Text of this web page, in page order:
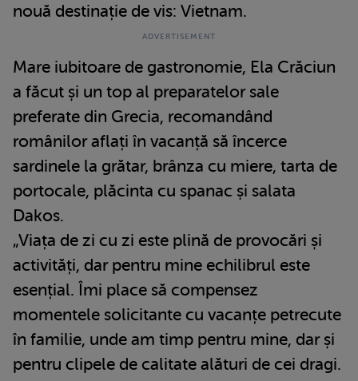
nouă destinație de vis: Vietnam.
Mare iubitoare de gastronomie, Ela Crăciun
a făcut și un top al preparatelor sale
preferate din Grecia, recomandând
românilor aflați în vacanță să încerce
sardinele la grătar, brânza cu miere, tarta de
portocale, plăcinta cu spanac și salata
Dakos.
„Viața de zi cu zi este plină de provocări și
activități, dar pentru mine echilibrul este
esențial. Îmi place să compensez
momentele solicitante cu vacanțe petrecute
în familie, unde am timp pentru mine, dar și
pentru clipele de calitate alături de cei dragi.